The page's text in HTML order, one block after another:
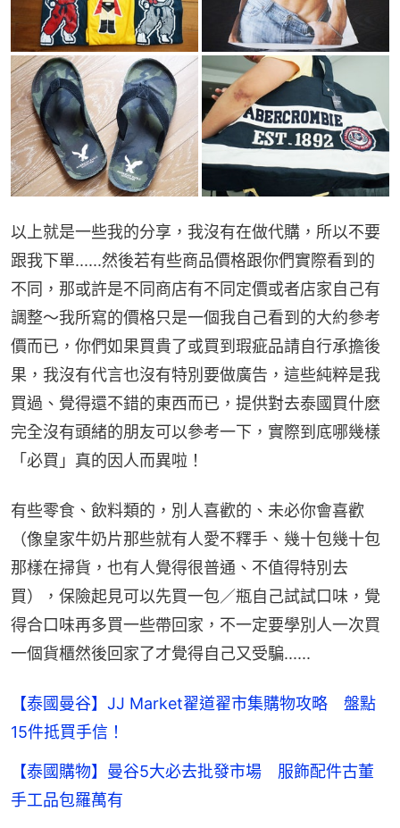
以上就是一些我的分享，我沒有在做代購，所以不要
跟我下單......然後若有些商品價格跟你們實際看到的
不同，那或許是不同商店有不同定價或者店家自己有
調整～我所寫的價格只是一個我自己看到的大約參考
價而已，你們如果買貴了或買到瑕疵品請自行承擔後
果，我沒有代言也沒有特別要做廣告，這些純粹是我
買過、覺得還不錯的東西而已，提供對去泰國買什麽
完全沒有頭緒的朋友可以參考一下，實際到底哪幾樣
「必買」真的因人而異啦！
有些零食、飲料類的，別人喜歡的、未必你會喜歡
（像皇家牛奶片那些就有人愛不釋手、幾十包幾十包
那樣在掃貨，也有人覺得很普通、不值得特別去
買），保險起見可以先買一包／瓶自己試試口味，覺
得合口味再多買一些帶回家，不一定要學別人一次買
一個貨櫃然後回家了才覺得自己又受騙......
【泰國曼谷】JJ Market翟道翟市集購物攻略 盤點
15件抵買手信！
【泰國購物】曼谷5大必去批發市場 服飾配件古董
手工品包羅萬有